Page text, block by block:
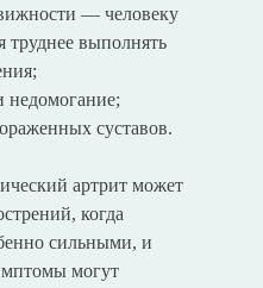
— человеку
труднее выполнять
недомогание;
суставов.
артрит может
когда
сильными, и
могут